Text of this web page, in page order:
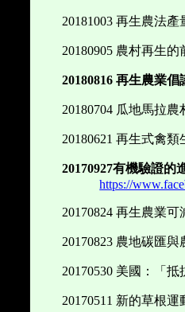
20181003 再生農法產
20180905 農村再生的
20180816 再生農業倡
20180704 瓜地馬拉農
20180621 再生式禽類
20170927有機驗證的
https://
20170824 再生農業可
20170823 農地碳匯與
20170530 美國：「抵
20170511 新的草根運